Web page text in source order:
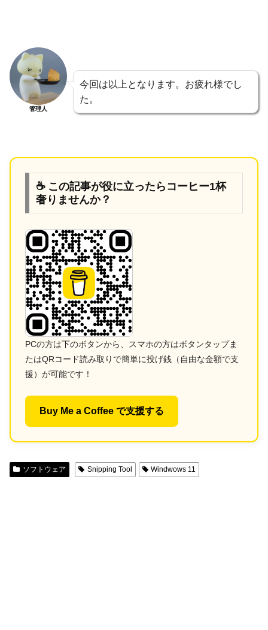
管理人
今回は以上となります。お疲れ様でし
た。
☕ この記事が役に立ったらコーヒー1杯
奢りませんか？
PCの方は下のボタンから、スマホの方はボタンタップま
たはQRコード読み取りで簡単に投げ銭（自由な金額で支
援）が可能です！
Buy Me a Coffee で支援する
ソフトウェア Snipping Tool Windwows 11